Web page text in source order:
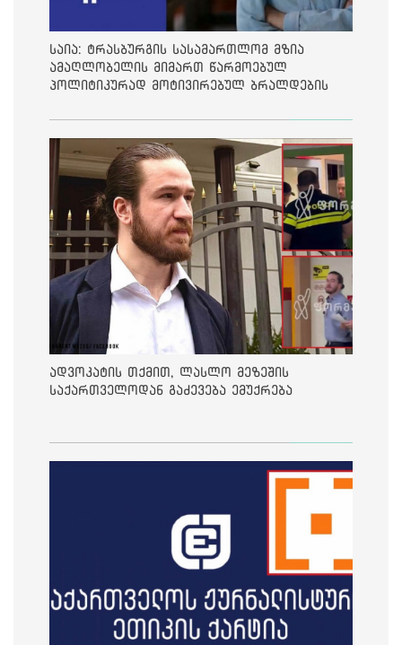
საია: ტრასბურგის სასამართლომ მზია
ამაღლობელის მიმართ წარმოებულ
პოლიტიკურად მოტივირებულ ბრალდების
ადვოკატის თქმით, ლასლო მეზეშის
საქართველოდან გაძევება ემუქრება